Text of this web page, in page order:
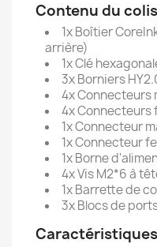
Contenu du colis
1x Boîtier
arrière)
1x Clé
3x Borniers
4x Connecteurs
4x Connecteurs
1x Connecteur
1x Connecteur
1x Borne
4x Vis M2*6 à
1x Barrette de
3x Blocs de
Caractéristiques